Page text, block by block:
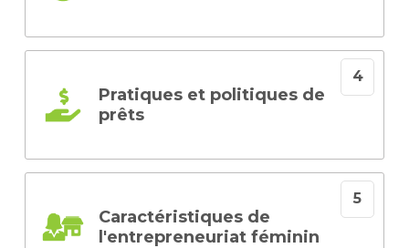
Pratiques et politiques de
prêts
Caractéristiques de
l'entrepreneuriat féminin